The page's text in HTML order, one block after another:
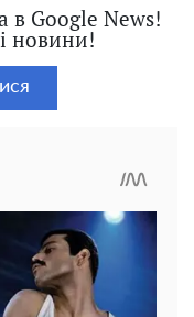
в Google News!
новини!